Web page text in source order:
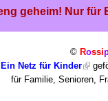
geheim! Nur für
© Rossi
Ein Netz für Kinder
für Familie, Senioren,